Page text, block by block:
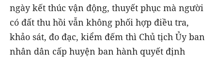
ngày kết thúc vận động, thuyết phục mà người
có đất thu hồi vẫn không phối hợp điều tra,
khảo sát, đo đạc, kiểm đếm thì Chủ tịch Ủy ban
nhân dân cấp huyện ban hành quyết định